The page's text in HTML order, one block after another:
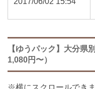
【ゆうパック】大分県
1,080円〜）